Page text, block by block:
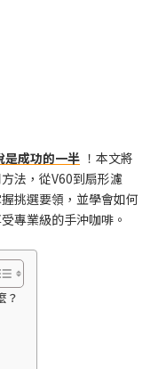
是成功的一半 ！本文將
法，從V60到扇形濾
挑選要領，並學會如何
專業級的手沖咖啡。
？